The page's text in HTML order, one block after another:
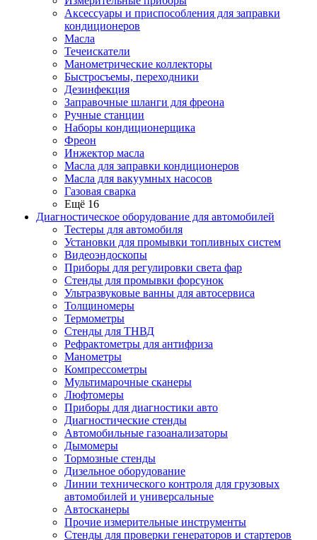
Аксессуары и приспособления для заправки
кондиционеров
Масла
Течеискатели
Манометрические коллекторы
Быстросъемы, переходники
Дезинфекция
Заправочные шланги для фреона
Ручные станции
Наборы кондиционерщика
Фреон
Инжектор масла
Масла для заправки кондиционеров
Масла для вакуумных насосов
Газовая сварка
Ещё 16
Диагностическое оборудование для автомобилей
Тестеры для автомобиля
Установки для промывки топливных систем
Видеоэндоскопы
Приборы для регулировки света фар
Стенды для промывки форсунок
Ультразвуковые ванны для автосервиса
Толщиномеры
Термометры
Стенды для ТНВД
Рефрактометры для антифриза
Манометры
Компрессометры
Мультимарочные сканеры
Люфтомеры
Приборы для диагностики авто
Диагностические стенды
Автомобильные газоанализаторы
Дымомеры
Тормозные стенды
Дизельное оборудование
Линии технического контроля для грузовых
автомобилей и универсальные
Автосканеры
Прочие измерительные инструменты
Стенды для проверки генераторов и стартеров